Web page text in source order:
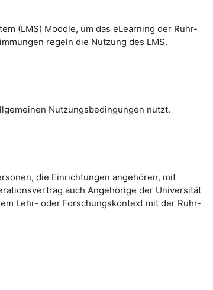
(LMS) Moodle, um das eLearning der Ruhr-
regeln die Nutzung des LMS.
Nutzungsbedingungen nutzt.
die Einrichtungen angehören, mit
auch Angehörige der Universität
Lehr- oder Forschungskontext mit der Ruhr-